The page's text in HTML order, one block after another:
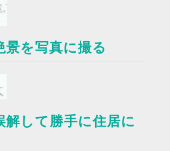
景を写真に撮る
解して勝手に住居に